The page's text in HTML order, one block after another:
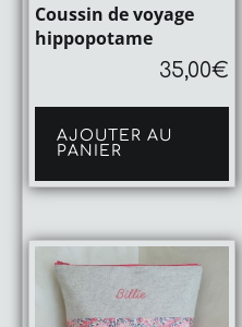
Coussin de voyage
hippopotame
35,00€
AJOUTER AU
PANIER